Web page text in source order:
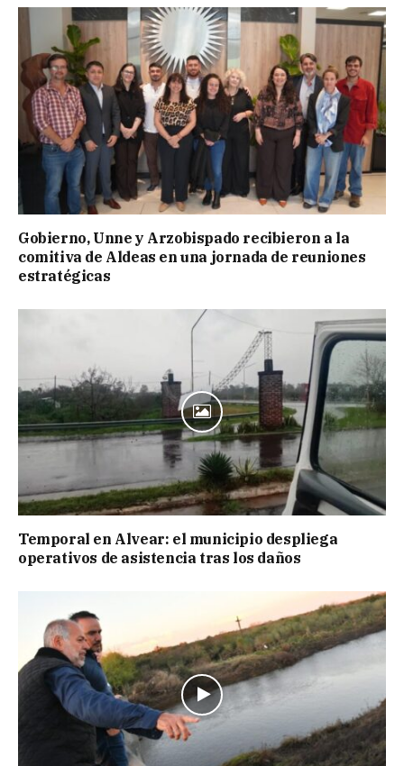
Gobierno, Unne y Arzobispado recibieron a la
comitiva de Aldeas en una jornada de reuniones
estratégicas
Temporal en Alvear: el municipio despliega
operativos de asistencia tras los daños